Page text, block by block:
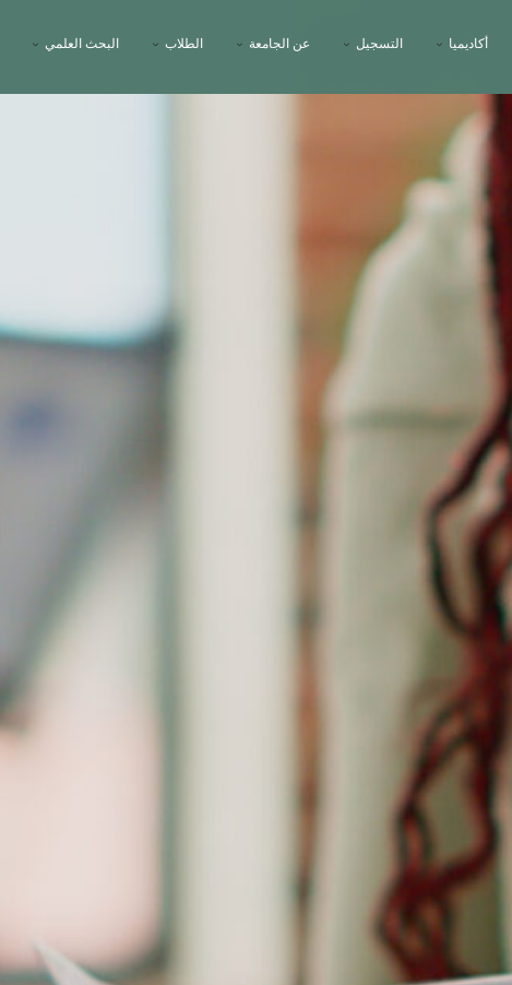
أكاديميا التسجيل عن الجامعة الطلاب البحث العلمي